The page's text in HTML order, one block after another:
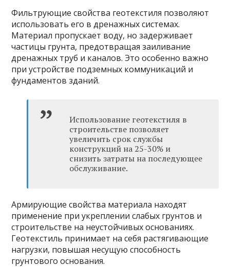
Фильтрующие свойства геотекстиля позволяют
использовать его в дренажных системах.
Материал пропускает воду, но задерживает
частицы грунта, предотвращая заиливание
дренажных труб и каналов. Это особенно важно
при устройстве подземных коммуникаций и
фундаментов зданий.
Использование геотекстиля в
строительстве позволяет
увеличить срок службы
конструкций на 25-30% и
снизить затраты на последующее
обслуживание.
Армирующие свойства материала находят
применение при укреплении слабых грунтов и
строительстве на неустойчивых основаниях.
Геотекстиль принимает на себя растягивающие
нагрузки, повышая несущую способность
грунтового основания.